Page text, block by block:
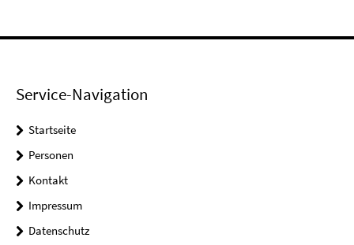
Service-Navigation
Startseite
Personen
Kontakt
Impressum
Datenschutz